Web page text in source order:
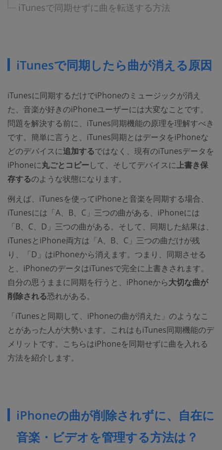
iTunesで同期せずに曲を転送する方法
iTunesで同期したら曲が消える原因
iTunesに同期するだけでiPhoneのミュージックが消え
た、音楽が好きのiPhoneユーザーには大変なことです。
問題を解決する前に、iTunes同期機能の原理を理解すべき
です。簡単に言うと、iTunes同期とはデータをiPhoneな
どのデバイスに追加するではなく、現有のiTunesデータを
iPhoneに丸ごとコピーして、そしてデバイスに上書き保
存するのような状態になります。
例えば、iTunesを使ってiPhoneと音楽を同期する場合、
iTunesには「A、B、C」三つの曲がある、iPhoneには
「B、C、D」三つの曲がある。そして、同期した結果は、
iTunesとiPhone両方は「A、B、C」三つの曲だけが残
り、「D」はiPhoneから消えます。つまり、同期させる
と、iPhoneのデータはiTunesで完全に上書きされます。
自分の思うままに同期を行うと、iPhoneから大切な曲が
削除される恐れがある。
「iTunesと同期して、iPhoneの曲が消えた」のようなこ
とがあった人が大勢います。これはもiTunes同期機能のデ
メリットです。こちらはiPhoneを同期せずに曲を入れる
方法を紹介します。
iPhoneの曲が削除されずに、自在に
音楽・ビデオを管理する方法は？